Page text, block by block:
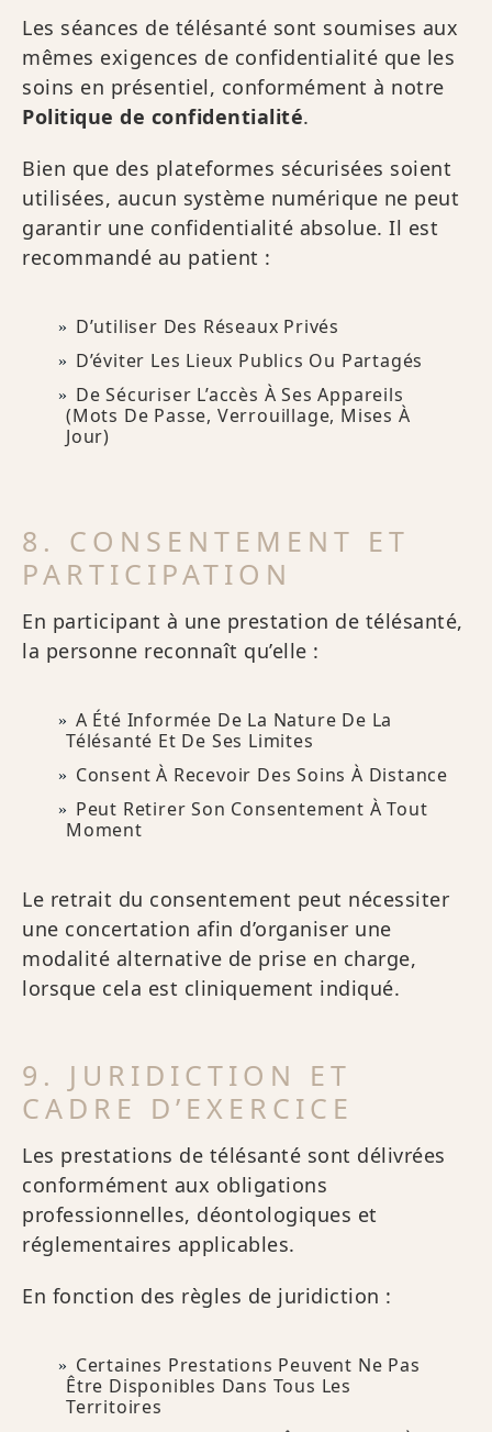
Les séances de télésanté sont soumises aux
mêmes exigences de confidentialité que les
soins en présentiel, conformément à notre
Politique de confidentialité.
Bien que des plateformes sécurisées soient
utilisées, aucun système numérique ne peut
garantir une confidentialité absolue. Il est
recommandé au patient :
D’utiliser Des Réseaux Privés
D’éviter Les Lieux Publics Ou Partagés
De Sécuriser L’accès À Ses Appareils
(mots De Passe, Verrouillage, Mises À
Jour)
8. CONSENTEMENT ET
PARTICIPATION
En participant à une prestation de télésanté,
la personne reconnaît qu’elle :
A Été Informée De La Nature De La
Télésanté Et De Ses Limites
Consent À Recevoir Des Soins À Distance
Peut Retirer Son Consentement À Tout
Moment
Le retrait du consentement peut nécessiter
une concertation afin d’organiser une
modalité alternative de prise en charge,
lorsque cela est cliniquement indiqué.
9. JURIDICTION ET
CADRE D’EXERCICE
Les prestations de télésanté sont délivrées
conformément aux obligations
professionnelles, déontologiques et
réglementaires applicables.
En fonction des règles de juridiction :
Certaines Prestations Peuvent Ne Pas
Être Disponibles Dans Tous Les
Territoires